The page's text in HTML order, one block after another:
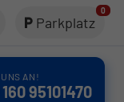
Parkplatz
0
AN!
95101470